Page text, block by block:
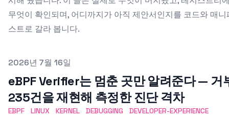
무엇이 확인되며, 어디까지가 아직 제안서인지를 코드와 매니
스트로 갈라 봅니다.
Published on
2026년 7월 16일
eBPF Verifier는 멈춘 곳만 알려준다 — 거
235건을 재현해 측정한 진단 격차
EBPF LINUX KERNEL DEBUGGING DEVELOPER-EXPERIENCE